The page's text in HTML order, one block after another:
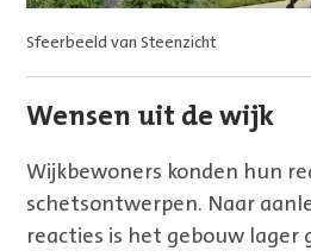
Sfeerbeeld van Steenzicht
Wensen uit de wijk
Wijkbewoners konden hun
schetsontwerpen. Naar
reacties is het gebouw lager